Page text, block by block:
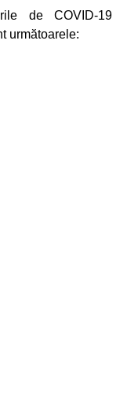
de COVID-19
următoarele: